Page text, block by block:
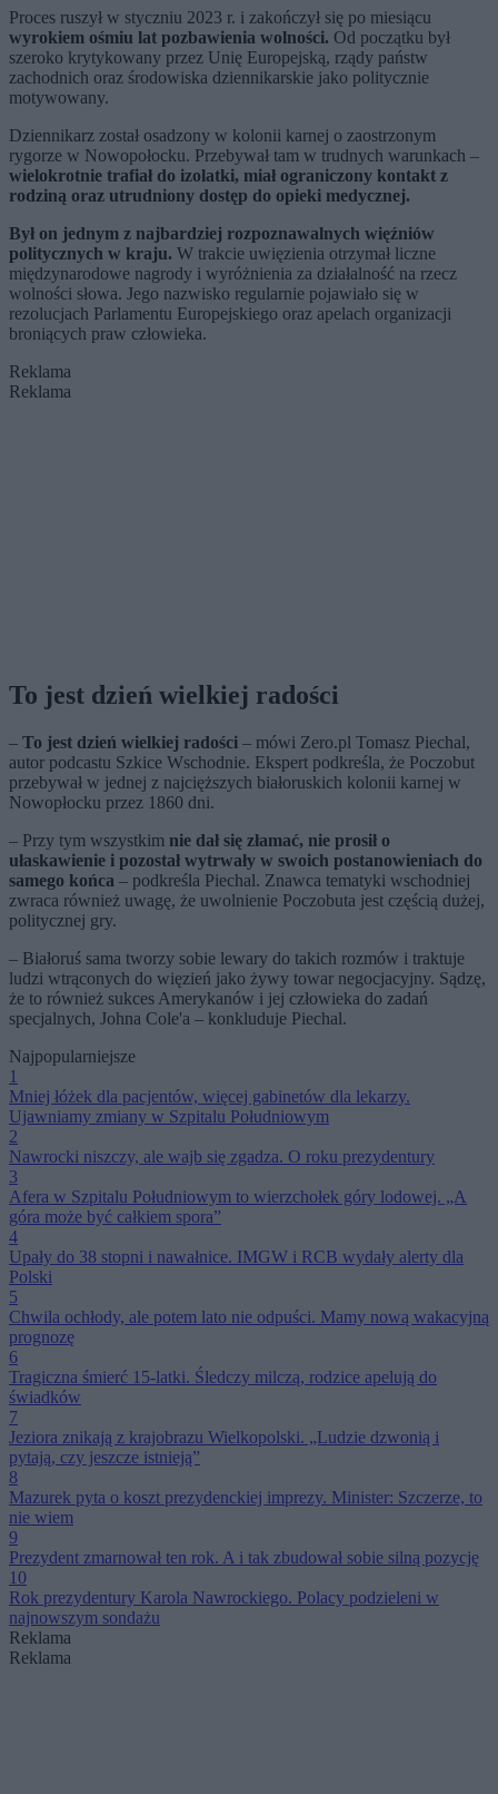
Proces ruszył w styczniu 2023 r. i zakończył się po miesiącu
wyrokiem ośmiu lat pozbawienia wolności. Od początku był
szeroko krytykowany przez Unię Europejską, rządy państw
zachodnich oraz środowiska dziennikarskie jako politycznie
motywowany.
Dziennikarz został osadzony w kolonii karnej o zaostrzonym
rygorze w Nowopołocku. Przebywał tam w trudnych warunkach –
wielokrotnie trafiał do izolatki, miał ograniczony kontakt z
rodziną oraz utrudniony dostęp do opieki medycznej.
Był on jednym z najbardziej rozpoznawalnych więźniów
politycznych w kraju. W trakcie uwięzienia otrzymał liczne
międzynarodowe nagrody i wyróżnienia za działalność na rzecz
wolności słowa. Jego nazwisko regularnie pojawiało się w
rezolucjach Parlamentu Europejskiego oraz apelach organizacji
broniących praw człowieka.
Reklama
Reklama
To jest dzień wielkiej radości
– To jest dzień wielkiej radości – mówi Zero.pl Tomasz Piechal,
autor podcastu Szkice Wschodnie. Ekspert podkreśla, że Poczobut
przebywał w jednej z najcięższych białoruskich kolonii karnej w
Nowopłocku przez 1860 dni.
– Przy tym wszystkim nie dał się złamać, nie prosił o
ułaskawienie i pozostał wytrwały w swoich postanowieniach do
samego końca – podkreśla Piechal. Znawca tematyki wschodniej
zwraca również uwagę, że uwolnienie Poczobuta jest częścią dużej,
politycznej gry.
– Białoruś sama tworzy sobie lewary do takich rozmów i traktuje
ludzi wtrąconych do więzień jako żywy towar negocjacyjny. Sądzę,
że to również sukces Amerykanów i jej człowieka do zadań
specjalnych, Johna Cole'a – konkluduje Piechal.
Najpopularniejsze
1
Mniej łóżek dla pacjentów, więcej gabinetów dla lekarzy.
Ujawniamy zmiany w Szpitalu Południowym
2
Nawrocki niszczy, ale wajb się zgadza. O roku prezydentury
3
Afera w Szpitalu Południowym to wierzchołek góry lodowej. „A
góra może być całkiem spora”
4
Upały do 38 stopni i nawałnice. IMGW i RCB wydały alerty dla
Polski
5
Chwila ochłody, ale potem lato nie odpuści. Mamy nową wakacyjną
prognozę
6
Tragiczna śmierć 15-latki. Śledczy milczą, rodzice apelują do
świadków
7
Jeziora znikają z krajobrazu Wielkopolski. „Ludzie dzwonią i
pytają, czy jeszcze istnieją”
8
Mazurek pyta o koszt prezydenckiej imprezy. Minister: Szczerze, to
nie wiem
9
Prezydent zmarnował ten rok. A i tak zbudował sobie silną pozycję
10
Rok prezydentury Karola Nawrockiego. Polacy podzieleni w
najnowszym sondażu
Reklama
Reklama